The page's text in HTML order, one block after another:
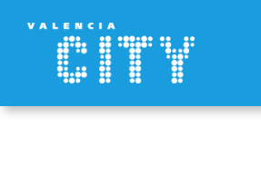
contenido